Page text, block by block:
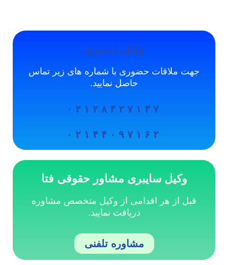
وکیل سایبری
جهت ملاقات حضوری با شماره های زیر تماس
حاصل نمایید.
۰۲۱۲۸۴۲۷۱۳۷
۰۲۱۴۴۰۹۷۱۶۲
وکیل سایبری مشاور حقوقی فتا
قبل از هر اقدامی از وکیل متخصص مشاوره
دریافت نمایید.
مشاوره تلفنی